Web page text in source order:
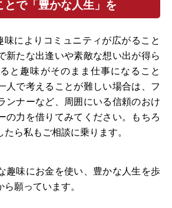
とで「豊かな人生」を
味によりコミュニティが広がること
新たな出逢いや素敵な想い出が得ら
と趣味がそのまま仕事になること
人で考えることが難しい場合は、フ
ンナーなど、周囲にいる信頼のおけ
の力を借りてみてください。もちろ
ら私もご相談に乗ります。
趣味にお金を使い、豊かな人生を歩
願っています。